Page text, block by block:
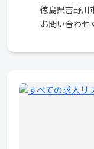
徳島県吉野川
お問い合わせ